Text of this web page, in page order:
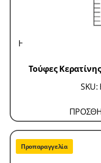
Hair Extensions 100%
Τούφες
SKU:
Προπαραγγελία